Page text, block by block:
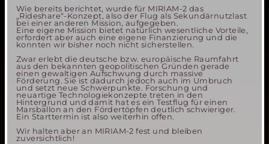
Wie bereits berichtet, wurde für MIRIAM-2 das
„Rideshare“-Konzept, also der Flug als Sekundärnutzlast
bei einer anderen Mission, aufgegeben.
Eine eigene Mission bietet natürlich wesentliche Vorteile,
erfordert aber auch eine eigene Finanzierung und die
konnten wir bisher noch nicht sicherstellen.
Zwar erlebt die deutsche bzw. europäische Raumfahrt
aus den bekannten geopolitischen Gründen gerade
einen gewaltigen Aufschwung durch massive
Förderung. Sie ist dadurch jedoch auch im Umbruch
und setzt neue Schwerpunkte. Forschung und
neuartige Technologiekonzepte treten in den
Hintergrund und damit hat es ein Testflug für einen
Marsballon an den Fördertöpfen deutlich schwieriger.
Ein Starttermin ist also weiterhin offen.
Wir halten aber an MIRIAM-2 fest und bleiben
zuversichtlich!